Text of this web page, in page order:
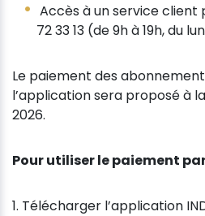
Accès à un service client
72 33 13 (de 9h à 19h, du
Le paiement des
l’application sera proposé à
2026.
Pour utiliser le paiement
1. Télécharger l’application